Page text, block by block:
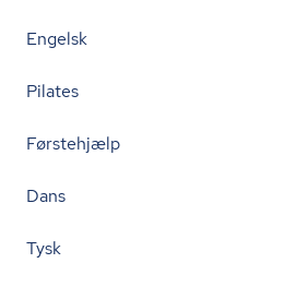
Engelsk
Pilates
Førstehjælp
Dans
Tysk